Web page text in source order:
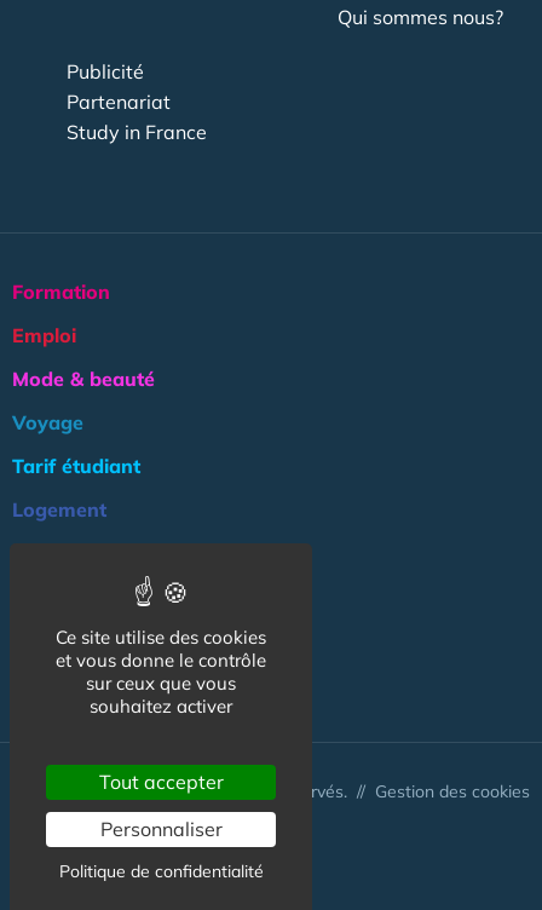
Qui sommes nous?
Publicité
Partenariat
Study in France
Formation
Emploi
Mode & beauté
Voyage
Tarif étudiant
Logement
Association
NOS AUTRES SITES :
© CapCampus 2026 - Tous droits réservés. // Gestion des cookies
Ce site utilise des cookies
et vous donne le contrôle
sur ceux que vous
souhaitez activer
Tout accepter
Personnaliser
Politique de confidentialité